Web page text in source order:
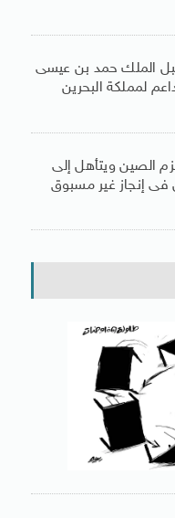
الملك حمد بن عيسى
لمملكة البحرين
الصين ويتأهل إلى
فى إنجاز غير مسبوق